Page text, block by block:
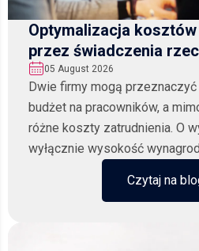
Optymalizacja
przez świadczenia
05 August 2026
Dwie firmy mogą przeznaczyć
budżet na pracowników, a
różne koszty zatrudnienia. O
wyłącznie wysokość
Czytaj na